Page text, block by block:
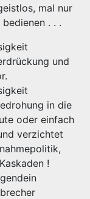
mal nur
. . .
und
in die
oder einfach
verzichtet
!